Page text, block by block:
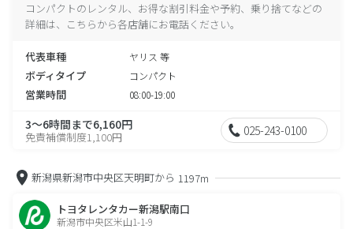
コンパクトのレンタル、お得な割引料金や予約、乗り捨てなどの
詳細は、こちらから各店舗にお電話ください。
代表車種 ヤリス 等
ボディタイプ コンパクト
営業時間 08:00-19:00
3～6時間まで6,160円
免責補償制度1,100円 025-243-0100
新潟県新潟市中央区天明町から 1197m
トヨタレンタカー新潟駅南口
新潟市中央区米山1-1-9